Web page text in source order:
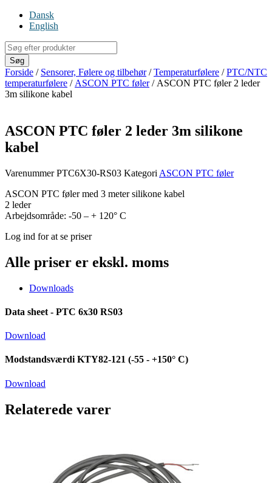
Dansk
English
Products
search
Søg
Forside / Sensorer, Følere og tilbehør/Temperaturfølere /PTC/NTC
temperaturfølere / ASCON PTC føler/ ASCON PTC føler 2 leder
3m silikone kabel
ASCON PTC føler 2 leder 3m silikone
kabel
VarenummerPTC6X30-RS03 Kategori ASCON PTC føler
ASCON PTC føler med 3 meter silikone kabel
2 leder
Arbejdsområde: -50 – + 120° C
Log ind for at se priser
Alle priser er ekskl. moms
Downloads
Data sheet - PTC 6x30 RS03
Download
Modstandsværdi KTY82-121 (-55 - +150° C)
Download
Relaterede varer